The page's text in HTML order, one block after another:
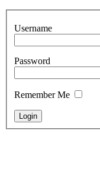
Username
Password
Remember Me